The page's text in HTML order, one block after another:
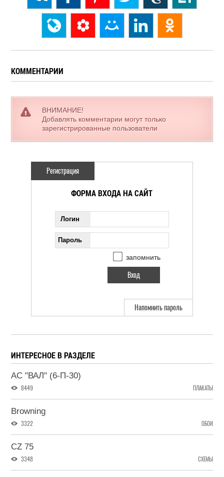
КОММЕНТАРИИ
ВНИМАНИЕ!
Добавлять комментарии могут только
зарегистрированные пользователи
Регистрация
ФОРМА ВХОДА НА САЙТ
Логин
Пароль
запомнить
Напомнить пароль
ИНТЕРЕСНОЕ В РАЗДЕЛЕ
АС "ВАЛ" (6-П-30)
8449 ПЛАКАТЫ
Browning
3322 ОБОИ
CZ 75
3348 СХЕМЫ